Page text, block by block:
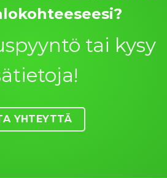
tai kysy
YHTEYTTÄ